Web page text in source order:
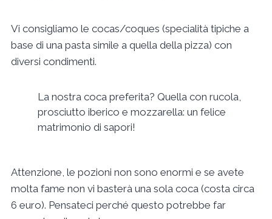
Vi consigliamo le cocas/coques (specialità tipiche a
base di una pasta simile a quella della pizza) con
diversi condimenti.
La nostra coca preferita? Quella con rucola,
prosciutto iberico e mozzarella: un felice
matrimonio di sapori!
Attenzione, le pozioni non sono enormi e se avete
molta fame non vi basterà una sola coca (costa circa
6 euro). Pensateci perché questo potrebbe far